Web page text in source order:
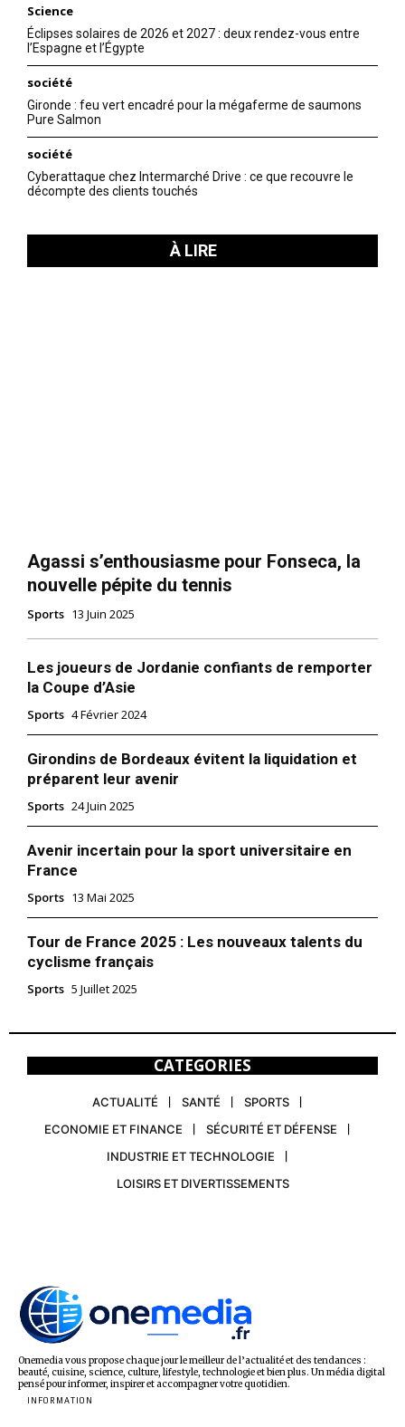
Science
Éclipses solaires de 2026 et 2027 : deux rendez-vous entre
l’Espagne et l’Égypte
société
Gironde : feu vert encadré pour la mégaferme de saumons
Pure Salmon
société
Cyberattaque chez Intermarché Drive : ce que recouvre le
décompte des clients touchés
À LIRE
Agassi s’enthousiasme pour Fonseca, la
nouvelle pépite du tennis
Sports 13 Juin 2025
Les joueurs de Jordanie confiants de remporter
la Coupe d’Asie
Sports 4 Février 2024
Girondins de Bordeaux évitent la liquidation et
préparent leur avenir
Sports 24 Juin 2025
Avenir incertain pour la sport universitaire en
France
Sports 13 Mai 2025
Tour de France 2025 : Les nouveaux talents du
cyclisme français
Sports 5 Juillet 2025
CATEGORIES
ACTUALITÉ SANTÉ
SPORTS
ECONOMIE ET FINANCE
SÉCURITÉ ET DÉFENSE
INDUSTRIE ET TECHNOLOGIE
LOISIRS ET DIVERTISSEMENTS
Onemedia vous propose chaque jour le meilleur de l’actualité et des tendances :
beauté, cuisine, science, culture, lifestyle, technologie et bien plus. Un média digital
pensé pour informer, inspirer et accompagner votre quotidien.
INFORMATION